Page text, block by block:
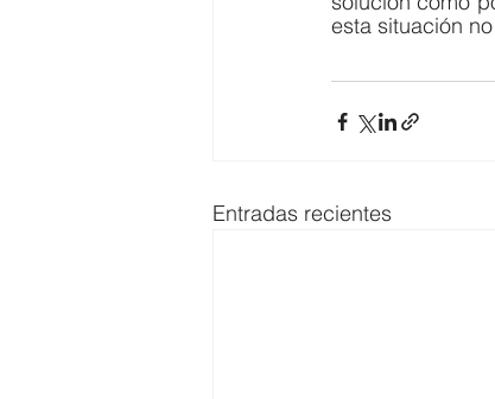
esta situación
Entradas recientes